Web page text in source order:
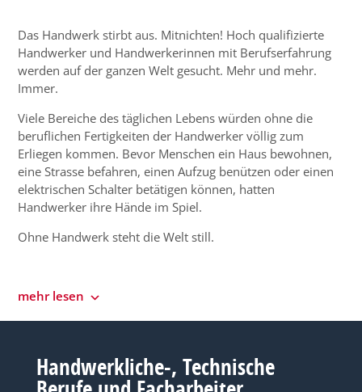
Das Handwerk stirbt aus. Mitnichten! Hoch qualifizierte
Handwerker und Handwerkerinnen mit Berufserfahrung
werden auf der ganzen Welt gesucht. Mehr und mehr.
Immer.
Viele Bereiche des täglichen Lebens würden ohne die
beruflichen Fertigkeiten der Handwerker völlig zum
Erliegen kommen. Bevor Menschen ein Haus bewohnen,
eine Strasse befahren, einen Aufzug benützen oder einen
elektrischen Schalter betätigen können, hatten
Handwerker ihre Hände im Spiel.
Ohne Handwerk steht die Welt still.
mehr lesen
Handwerkliche-, Technische